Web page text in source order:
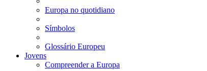
Europa no quotidiano
Símbolos
Glossário Europeu
Jovens
Compreender a Europa